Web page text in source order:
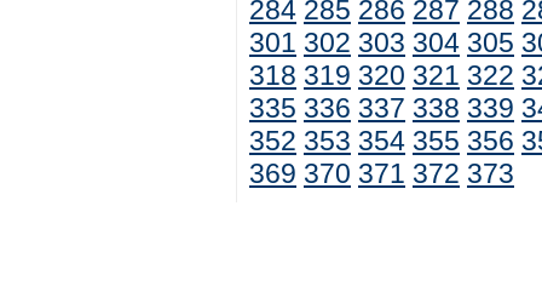
284 285 286 287 288
301 302 303 304 305
318 319 320 321 322
335 336 337 338 339
352 353 354 355 356
369 370 371 372 373